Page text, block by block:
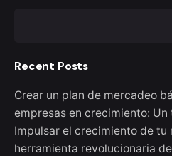
Recent Posts
Crear un plan de mercadeo
empresas en crecimiento:
Impulsar el crecimiento de tu
herramienta revolucionaria